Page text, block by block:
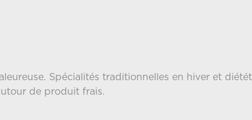
Spécialités traditionnelles en hiver et
de produit frais.